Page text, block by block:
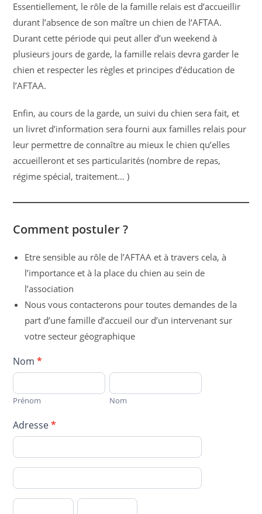
Essentiellement, le rôle de la famille relais est d’accueillir
durant l’absence de son maître un chien de l’AFTAA.
Durant cette période qui peut aller d’un weekend à
plusieurs jours de garde, la famille relais devra garder le
chien et respecter les règles et principes d’éducation de
l’AFTAA.
Enfin, au cours de la garde, un suivi du chien sera fait, et
un livret d’information sera fourni aux familles relais pour
leur permettre de connaître au mieux le chien qu’elles
accueilleront et ses particularités (nombre de repas,
régime spécial, traitement… )
Comment postuler ?
Etre sensible au rôle de l’AFTAA et à travers cela, à
l’importance et à la place du chien au sein de
l’association
Nous vous contacterons pour toutes demandes de la
part d’une famille d’accueil our d’un intervenant sur
votre secteur géographique
Formulaire
Famille
Relais
AFTAA
–
VF
Nom*
Prénom Nom
Adresse*